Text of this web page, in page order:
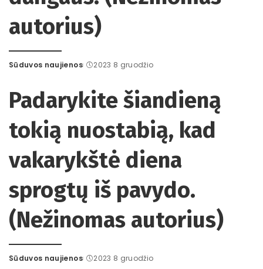
autorius)
Posted
Sūduvos naujienos 2023 8 gruodžio
Padarykite šiandieną
tokią nuostabią, kad
vakarykštė diena
sprogtų iš pavydo.
(Nežinomas autorius)
Posted
Sūduvos naujienos 2023 8 gruodžio